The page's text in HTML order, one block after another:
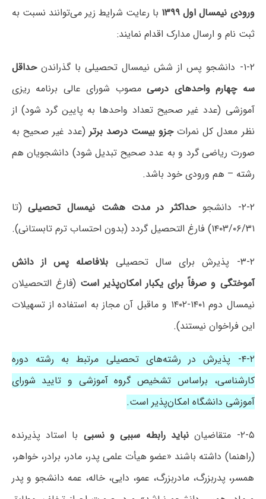
ورودی نیمسال اول ۱۳۹۹
با رعایت شرایط زیر می‌توانند نسبت به
ثبت نام و ارسال مدارک اقدام نمایند:
۱-۲- دانشجو پس از شش نیمسال تحصیلی با گذراندن
حداقل
سه چهارم واحدهای درسی مصوب شورای عالی برنامه ریزی
آموزشی (عدد غیر صحیح تعداد واحدها به پایین گرد شود) از
نظر معدل کل نمراتجزو بیست درصد برتر (عدد غیر صحیح به
صورت ریاضی گرد و به عدد صحیح تبدیل شود) دانشجویان هم
رشته – هم ورودی خود باشد.
۲-۲- دانشجو حداکثر در مدت هشت نیمسال تحصیلی(تا
۱۴۰۳/۰۶/۳۱) فارغ التحصیل گردد (بدون احتساب ترم تابستانی).
۳-۲- پذیرش برای سال تحصیلی
بلافاصله پس از دانش
آموختگی و صرفاً برای یکبار امکان‌پذیر است (فارغ التحصیلان
نیمسال دوم ۱۴۰۱-۱۴۰۲ و ماقبل آن مجاز به استفاده از تسهیلات
این فراخوان نیستند).
۴-۲- پذیرش در رشته‌های تحصیلی مرتبط به رشته دوره
کارشناسی، براساس تشخیص گروه آموزشی و تایید شورای
آموزشی دانشگاه امکان‌پذیر است.
۲-۵- متقاضیان نباید رابطه سببی و نسبی با استاد پذیرنده
(راهنما) داشته باشند «عضو هیأت علمی پدر، مادر، برادر، خواهر،
همسر، پدربزرگ، مادربزرگ، عمو، دایی، خاله، عمه دانشجو و پدر